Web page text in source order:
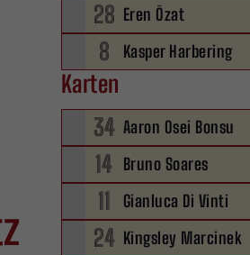
28 Eren Özat
8 Kasper Harbering
Karten
34 Aaron Osei Bonsu
14 Bruno Soares
11 Gianluca Di Vinti
24 Kingsley Marcinek